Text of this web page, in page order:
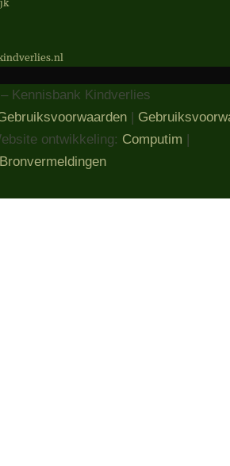
Kennisbank Kindverlies
ontwikkeling: Computim
Bronvermeldingen